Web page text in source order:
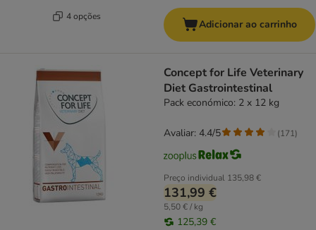
4 opções
Adicionar ao carrinho
Concept for Life Veterinary
Diet Gastrointestinal
Pack económico: 2 x 12 kg
Preço individual 135,98 €
131,99 €
5,50 € / kg
125,39 €
Avaliar: 4.4/5 (171)